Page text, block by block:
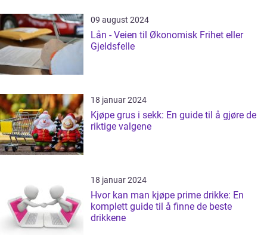
09 august 2024
Lån - Veien til Økonomisk Frihet eller
Gjeldsfelle
18 januar 2024
Kjøpe grus i sekk: En guide til å gjøre de
riktige valgene
18 januar 2024
Hvor kan man kjøpe prime drikke: En
komplett guide til å finne de beste
drikkene